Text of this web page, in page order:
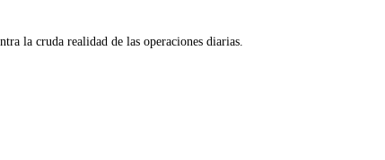
la cruda realidad de las operaciones diarias.